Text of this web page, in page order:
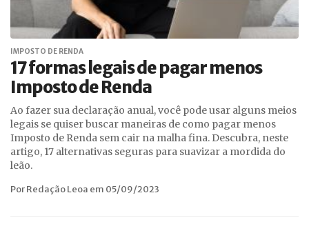
IMPOSTO DE RENDA
17 formas legais de pagar menos
Imposto de Renda
Ao fazer sua declaração anual, você pode usar alguns meios
legais se quiser buscar maneiras de como pagar menos
Imposto de Renda sem cair na malha fina. Descubra, neste
artigo, 17 alternativas seguras para suavizar a mordida do
leão.
Por Redação Leoa em 05/09/2023